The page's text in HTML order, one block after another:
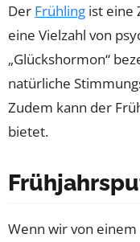
Der Frühling ist eine
eine Vielzahl von
„Glückshormon“
natürliche
Zudem kann der
bietet.
Wenn wir von einem